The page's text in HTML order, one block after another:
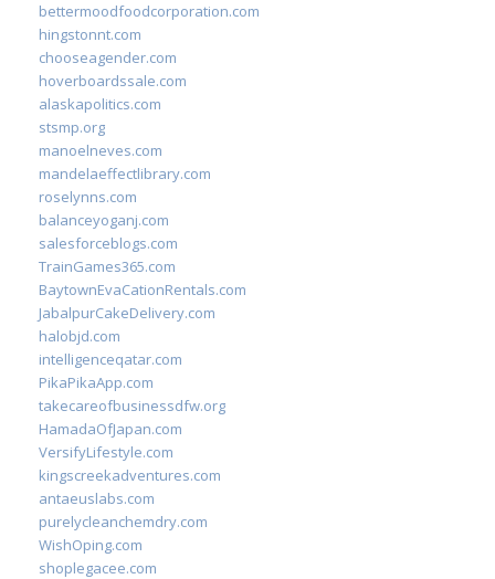
bettermoodfoodcorporation.com
hingstonnt.com
chooseagender.com
hoverboardssale.com
alaskapolitics.com
stsmp.org
manoelneves.com
mandelaeffectlibrary.com
roselynns.com
balanceyoganj.com
salesforceblogs.com
TrainGames365.com
BaytownEvaCationRentals.com
JabalpurCakeDelivery.com
halobjd.com
intelligenceqatar.com
PikaPikaApp.com
takecareofbusinessdfw.org
HamadaOfJapan.com
VersifyLifestyle.com
kingscreekadventures.com
antaeuslabs.com
purelycleanchemdry.com
WishOping.com
shoplegacee.com